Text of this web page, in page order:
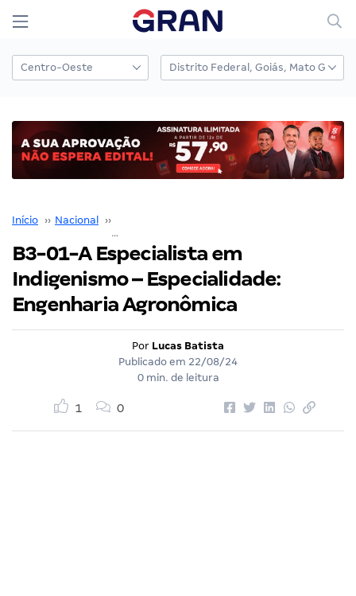
Início ›› Nacional ››
B3-01-A Especialista em
Indigenismo – Especialidade:
Engenharia Agronômica
Por Lucas Batista
Publicado em 22/08/24
0 min. de leitura
1 0